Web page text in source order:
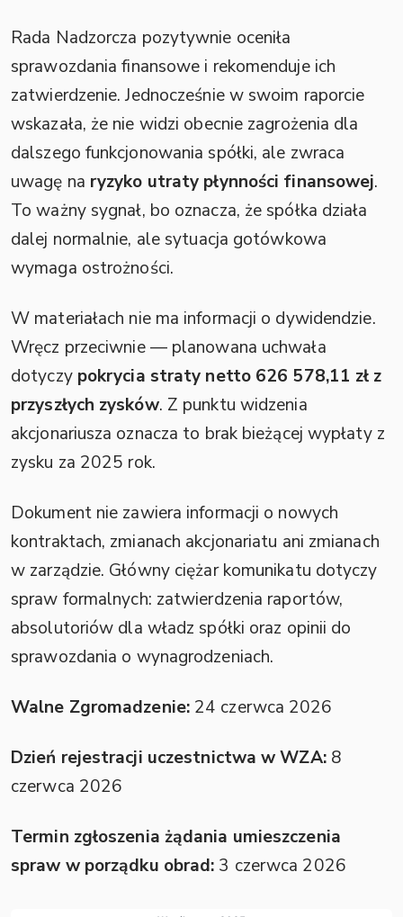
Rada Nadzorcza pozytywnie oceniła
sprawozdania finansowe i rekomenduje ich
zatwierdzenie. Jednocześnie w swoim raporcie
wskazała, że nie widzi obecnie zagrożenia dla
dalszego funkcjonowania spółki, ale zwraca
uwagę na ryzyko utraty płynności finansowej.
To ważny sygnał, bo oznacza, że spółka działa
dalej normalnie, ale sytuacja gotówkowa
wymaga ostrożności.
W materiałach nie ma informacji o dywidendzie.
Wręcz przeciwnie — planowana uchwała
dotyczy pokrycia straty netto 626 578,11 zł z
przyszłych zysków. Z punktu widzenia
akcjonariusza oznacza to brak bieżącej wypłaty z
zysku za 2025 rok.
Dokument nie zawiera informacji o nowych
kontraktach, zmianach akcjonariatu ani zmianach
w zarządzie. Główny ciężar komunikatu dotyczy
spraw formalnych: zatwierdzenia raportów,
absolutoriów dla władz spółki oraz opinii do
sprawozdania o wynagrodzeniach.
Walne Zgromadzenie:24 czerwca 2026
Dzień rejestracji uczestnictwa w WZA:8
czerwca 2026
Termin zgłoszenia żądania umieszczenia
spraw w porządku obrad: 3 czerwca 2026